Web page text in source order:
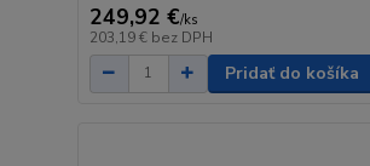
249,92 €/ks
203,19 € bez DPH
Pridať do košíka